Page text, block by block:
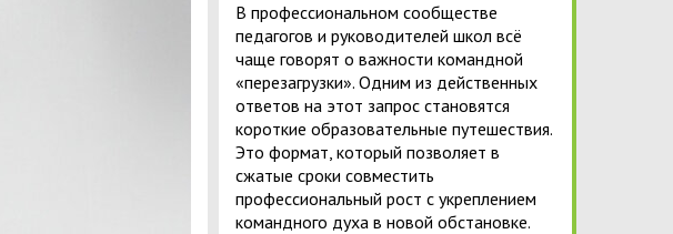
В профессиональном сообществе
педагогов и руководителей школ всё
чаще говорят о важности командной
«перезагрузки». Одним из действенных
ответов на этот запрос становятся
короткие образовательные путешествия.
Это формат, который позволяет в
сжатые сроки совместить
профессиональный рост с укреплением
командного духа в новой обстановке.